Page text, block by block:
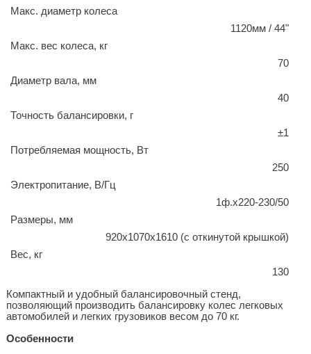
Макс. диаметр колеса
1120мм / 44"
Макс. вес колеса, кг
70
Диаметр вала, мм
40
Точность балансировки, г
±1
Потребляемая мощность, Вт
250
Электропитание, В/Гц
1ф.x220-230/50
Размеры, мм
920x1070x1610 (с откинутой крышкой)
Вес, кг
130
Компактный и удобный балансировочный стенд,
позволяющий производить балансировку колес легковых
автомобилей и легких грузовиков весом до 70 кг.
Особенности